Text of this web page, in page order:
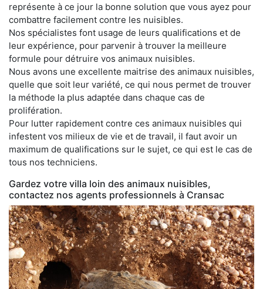
représente à ce jour la bonne solution que vous ayez pour
combattre facilement contre les nuisibles.
Nos spécialistes font usage de leurs qualifications et de
leur expérience, pour parvenir à trouver la meilleure
formule pour détruire vos animaux nuisibles.
Nous avons une excellente maitrise des animaux nuisibles,
quelle que soit leur variété, ce qui nous permet de trouver
la méthode la plus adaptée dans chaque cas de
prolifération.
Pour lutter rapidement contre ces animaux nuisibles qui
infestent vos milieux de vie et de travail, il faut avoir un
maximum de qualifications sur le sujet, ce qui est le cas de
tous nos techniciens.
Gardez votre villa loin des animaux nuisibles,
contactez nos agents professionnels à Cransac